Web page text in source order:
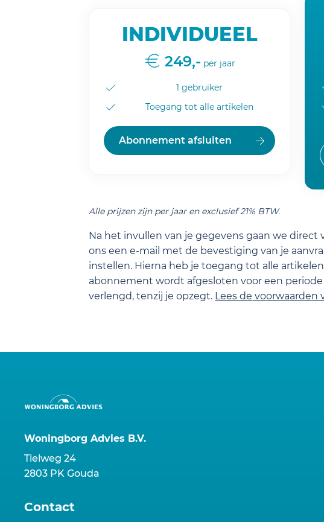
INDIVIDUEEL
249,- per jaar
1 gebruiker
Toegang tot alle artikelen
Abonnement afsluiten
Alle prijzen zijn per jaar en exclusief 21% BTW.
Na het invullen van je gegevens gaan we direct
ons een e-mail met de bevestiging van je
instellen. Hierna heb je toegang tot alle
abonnement wordt afgesloten voor een
verlengd, tenzij je opzegt. Lees de voorwaarden
Woningborg Advies B.V.
Tielweg 24
2803 PK Gouda
Contact